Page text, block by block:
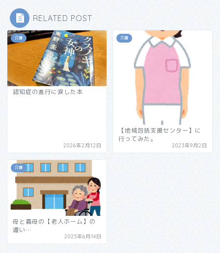
RELATED POST
介護
認知症の進行に涙した本
2026年2月12日
介護
【地域包括支援センター】に
行ってみた。
2023年9月2日
介護
母と義母の【老人ホーム】の
違い…
2025年6月14日